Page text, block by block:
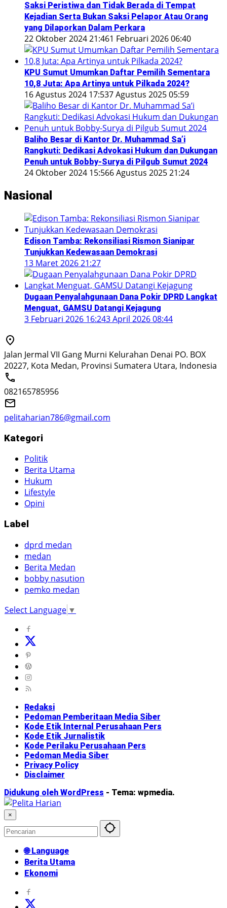
Saksi Peristiwa dan Tidak Berada di Tempat
Kejadian Serta Bukan Saksi Pelapor Atau Orang
yang Dilaporkan Dalam Perkara
22 Oktober 2024 21:461 Februari 2026 06:40
KPU Sumut Umumkan Daftar Pemilih Sementara
10,8 Juta: Apa Artinya untuk Pilkada 2024?
16 Agustus 2024 17:537 Agustus 2025 05:59
Baliho Besar di Kantor Dr. Muhammad Sa’i
Rangkuti: Dedikasi Advokasi Hukum dan Dukungan
Penuh untuk Bobby-Surya di Pilgub Sumut 2024
24 Oktober 2024 15:566 Agustus 2025 21:24
Nasional
Edison Tamba: Rekonsiliasi Rismon Sianipar
Tunjukkan Kedewasaan Demokrasi
13 Maret 2026 21:27
Dugaan Penyalahgunaan Dana Pokir DPRD Langkat
Menguat, GAMSU Datangi Kejagung
3 Februari 2026 16:243 April 2026 08:44
Jalan Jermal VII Gang Murni Kelurahan Denai PO. BOX
20227, Kota Medan, Provinsi Sumatera Utara, Indonesia
082165785956
pelitaharian786@gmail.com
Kategori
Politik
Berita Utama
Hukum
Lifestyle
Opini
Label
dprd medan
medan
Berita Medan
bobby nasution
pemko medan
Select Language ▼
Redaksi
Pedoman Pemberitaan Media Siber
Kode Etik Internal Perusahaan Pers
Kode Etik Jurnalistik
Kode Perilaku Perusahaan Pers
Pedoman Media Siber
Privacy Policy
Disclaimer
Didukung oleh WordPress - Tema: wpmedia.
×
🌐 Language
Berita Utama
Ekonomi